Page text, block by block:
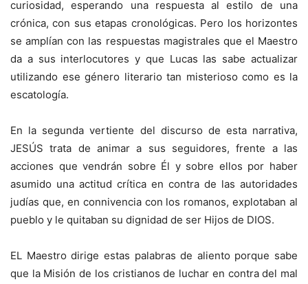
curiosidad, esperando una respuesta al estilo de una
crónica, con sus etapas cronológicas. Pero los horizontes
se amplían con las respuestas magistrales que el Maestro
da a sus interlocutores y que Lucas las sabe actualizar
utilizando ese género literario tan misterioso como es la
escatología.
En la segunda vertiente del discurso de esta narrativa,
JESÚS trata de animar a sus seguidores, frente a las
acciones que vendrán sobre Él y sobre ellos por haber
asumido una actitud crítica en contra de las autoridades
judías que, en connivencia con los romanos, explotaban al
pueblo y le quitaban su dignidad de ser Hijos de DIOS.
EL Maestro dirige estas palabras de aliento porque sabe
que la Misión de los cristianos de luchar en contra del mal